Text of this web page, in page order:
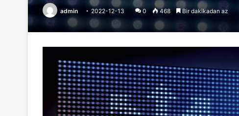
admin 2022-12-13 0 468 Bir dakikadan az